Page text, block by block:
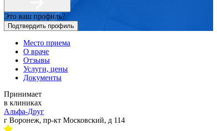
Это ваш профиль?
Подтвердить профиль
Место приема
О враче
Отзывы
Услуги, цены
Документы
Принимает
в клиниках
Альфа-Друг
г Воронеж, пр-кт Московский, д 114